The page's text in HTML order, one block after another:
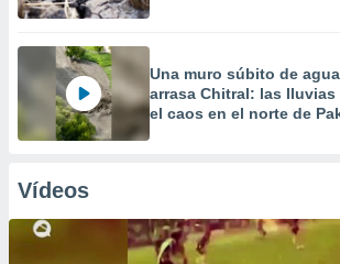
Una muro súbito de
arrasa Chitral: las lluvias
el caos en el norte de
Vídeos